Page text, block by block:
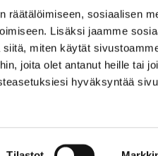
räätälöimiseen, sosiaalisen
Lisäksi jaamme
miten käytät
joita olet antanut heille tai
hyväksyntää